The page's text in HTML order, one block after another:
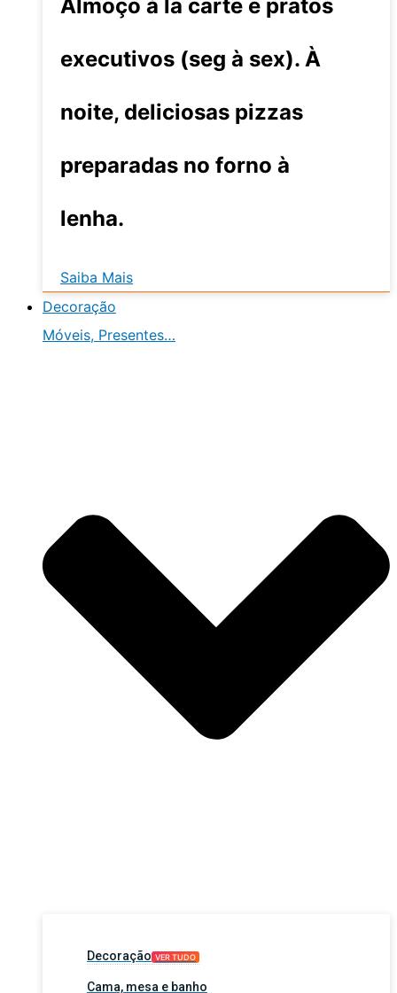
Almoço à la carte e pratos
executivos (seg à sex). À
noite, deliciosas pizzas
preparadas no forno à
lenha.
Saiba Mais
Decoração
Móveis, Presentes…
Decoração VER TUDO
Cama, mesa e banho